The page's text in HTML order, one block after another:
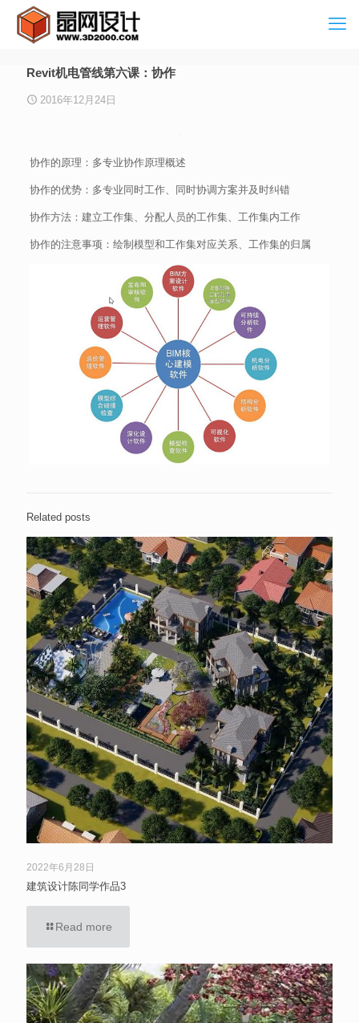
Revit机电管线第六课：协作
2016年12月24日
协作的原理：多专业协作原理概述
协作的优势：多专业同时工作、同时协调方案并及时纠错
协作方法：建立工作集、分配人员的工作集、工作集内工作
协作的注意事项：绘制模型和工作集对应关系、工作集的归属
Related posts
2022年6月28日
建筑设计陈同学作品3
Read more